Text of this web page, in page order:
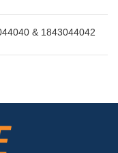
& 1843044042